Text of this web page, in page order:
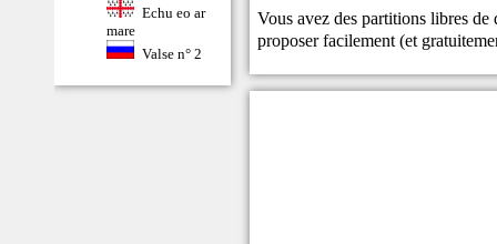
Echu eo ar
mare
Valse n° 2
Vous avez des partitions libres
proposer facilement (et